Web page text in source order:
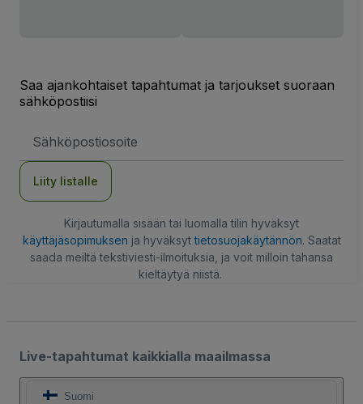
Saa ajankohtaiset tapahtumat ja tarjoukset suoraan
sähköpostiisi
Liity listalle
Kirjautumalla sisään tai luomalla tilin hyväksyt
käyttäjäsopimuksen ja hyväksyttietosuojakäytännön. Saatat
saada meiltä tekstiviesti-ilmoituksia, ja voit milloin tahansa
kieltäytyä niistä.
Live-tapahtumat kaikkialla maailmassa
Suomi